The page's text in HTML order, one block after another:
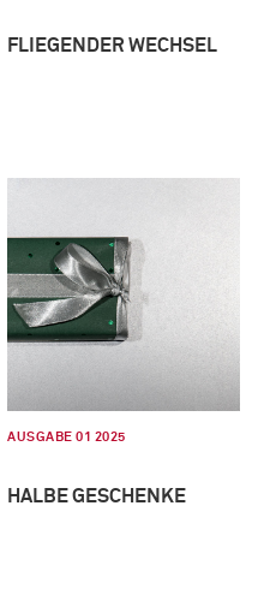
FLIEGENDER WECHSEL
AUSGABE 01 2025
HALBE GESCHENKE